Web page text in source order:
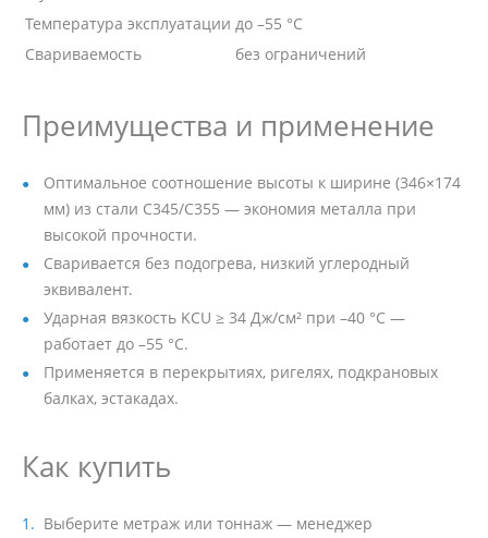
Температура эксплуатации до –55 °C
Свариваемость
без ограничений
Преимущества и применение
Оптимальное соотношение высоты к ширине (346×174
мм) из стали С345/С355 — экономия металла при
высокой прочности.
Сваривается без подогрева, низкий углеродный
эквивалент.
Ударная вязкость KCU ≥ 34 Дж/см² при –40 °C —
работает до –55 °C.
Применяется в перекрытиях, ригелях, подкрановых
балках, эстакадах.
Как купить
Выберите метраж или тоннаж — менеджер